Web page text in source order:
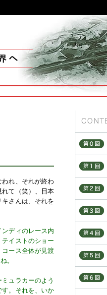
れ、それが終わ
れて（笑）、日本
さんは、それを
ンディのレース内
イストのショー
コース全体が見渡
。
ュラカーのよう
。それを、いか